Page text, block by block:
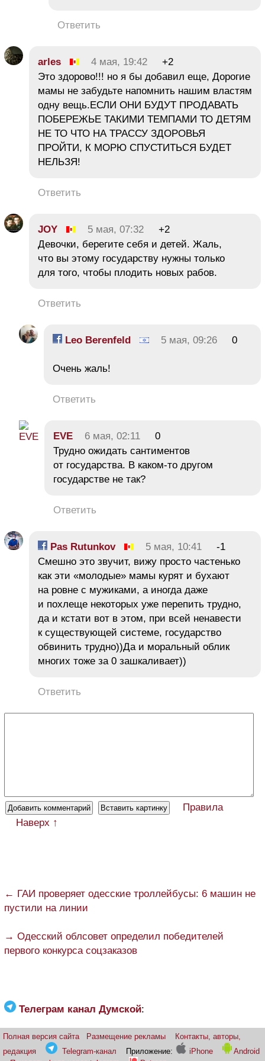
Ответить
arles 4 мая, 19:42
+2
Это здорово!!! но я бы добавил еще, Дорогие
мамы не забудьте напомнить нашим властям
одну вещь.ЕСЛИ ОНИ БУДУТ ПРОДАВАТЬ
ПОБЕРЕЖЬЕ ТАКИМИ ТЕМПАМИ ТО ДЕТЯМ
НЕ ТО ЧТО НА ТРАССУ ЗДОРОВЬЯ
ПРОЙТИ, К МОРЮ СПУСТИТЬСЯ БУДЕТ
НЕЛЬЗЯ!
Ответить
JOY 5 мая, 07:32
+2
Девочки, берегите себя и детей. Жаль,
что вы этому государству нужны только
для того, чтобы плодить новых рабов.
Ответить
Leo Berenfeld 5 мая, 09:26 0
Очень жаль!
Ответить
EVE 6 мая, 02:11
0
Трудно ожидать сантиментов
от государства. В каком-то другом
государстве не так?
Ответить
Pas Rutunkov 5 мая, 10:41
-1
Смешно это звучит, вижу просто частенько
как эти «молодые» мамы курят и бухают
на ровне с мужиками, а иногда даже
и похлеще некоторых уже перепить трудно,
да и кстати вот в этом, при всей ненавести
к существующей системе, государство
обвинить трудно))Да и моральный облик
многих тоже за 0 зашкаливает))
Ответить
Правила
Наверх ↑
← ГАИ проверяет одесские троллейбусы: 6 машин не
пустили на линии
→ Одесский облсовет определил победителей
первого конкурса соцзаказов
Телеграм канал Думской:
Полная версия сайта Размещение рекламы
Контакты, авторы,
редакция
Telegram-канал Приложение: iPhone
Android